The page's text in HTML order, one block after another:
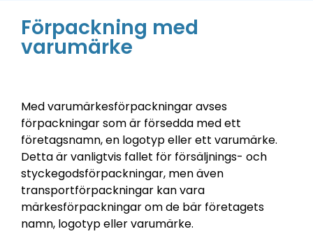
Förpackning med
varumärke
Med varumärkesförpackningar avses
förpackningar som är försedda med ett
företagsnamn, en logotyp eller ett varumärke.
Detta är vanligtvis fallet för försäljnings- och
styckegodsförpackningar, men även
transportförpackningar kan vara
märkesförpackningar om de bär företagets
namn, logotyp eller varumärke.